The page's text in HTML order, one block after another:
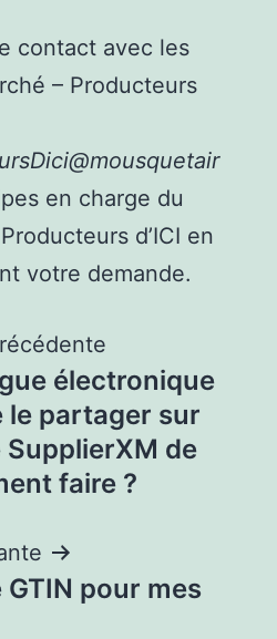
contact avec les
– Producteurs
en charge du
d’ICI en
votre demande.
électronique
le partager sur
de
faire ?
GTIN pour mes